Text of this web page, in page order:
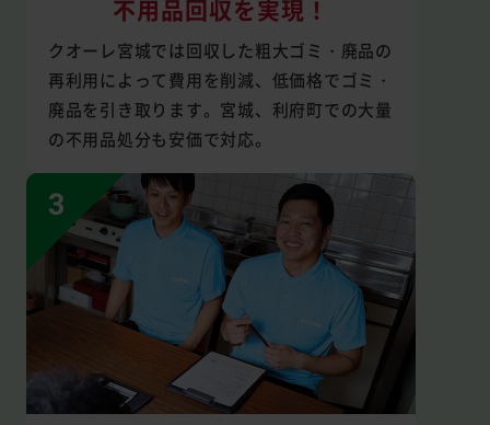
不用品回収を実現！
クオーレ宮城では回収した粗大ゴミ・廃品の
再利用によって費用を削減、低価格でゴミ・
廃品を引き取ります。宮城、利府町での大量
の不用品処分も安価で対応。